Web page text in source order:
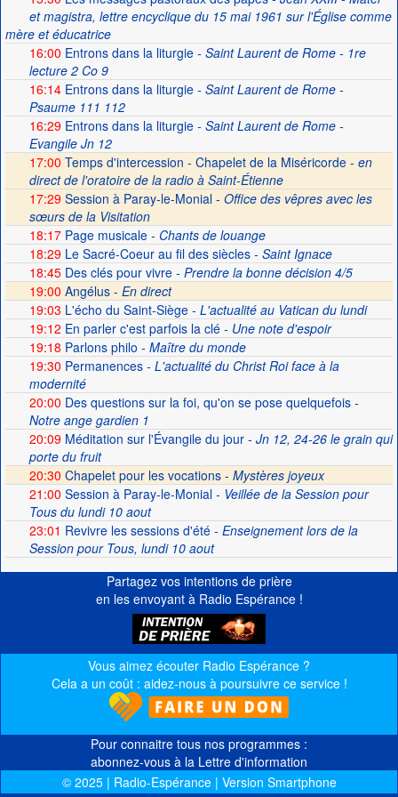
et magistra, lettre encyclique du 15 mai 1961 sur l'Église comme
mère et éducatrice
16:00 Entrons dans la liturgie- Saint Laurent de Rome - 1re
lecture 2 Co 9
16:14Entrons dans la liturgie- Saint Laurent de Rome -
Psaume 111 112
16:29Entrons dans la liturgie- Saint Laurent de Rome -
Evangile Jn 12
17:00 Temps d'intercession - Chapelet de la Miséricorde - en
direct de l'oratoire de la radio à Saint-Étienne
17:29 Session à Paray-le-Monial - Office des vêpres avec les
sœurs de la Visitation
18:17Page musicale- Chants de louange
18:29Le Sacré-Coeur au fil des siècles- Saint Ignace
18:45Des clés pour vivre- Prendre la bonne décision 4/5
19:00 Angélus - En direct
19:03 L'écho du Saint-Siège- L'actualité au Vatican du lundi
19:12 En parler c'est parfois la clé- Une note d'espoir
19:18 Parlons philo - Maître du monde
19:30 Permanences- L'actualité du Christ Roi face à la
modernité
20:00 Des questions sur la foi, qu'on se pose quelquefois-
Notre ange gardien 1
20:09Méditation sur l'Évangile du jour- Jn 12, 24-26 le grain qui
porte du fruit
20:30 Chapelet pour les vocations - Mystères joyeux
21:00 Session à Paray-le-Monial- Veillée de la Session pour
Tous du lundi 10 aout
23:01 Revivre les sessions d'été- Enseignement lors de la
Session pour Tous, lundi 10 aout
Partagez vos intentions de prière
en les envoyant à Radio Espérance !
Vous aimez écouter Radio Espérance ?
Cela a un coût : aidez-nous à poursuivre ce service !
Pour connaitre tous nos programmes :
abonnez-vous à la Lettre d'information
© 2025 | Radio-Espérance | Version Smartphone